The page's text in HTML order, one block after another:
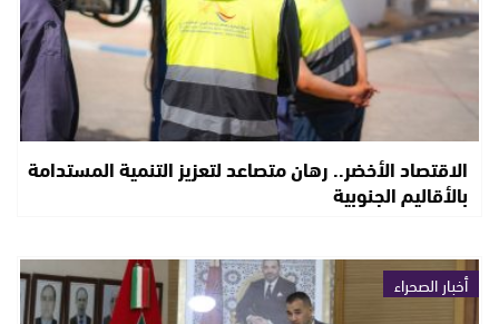
الاقتصاد الأخضر.. رهان متصاعد لتعزيز التنمية المستدامة
بالأقاليم الجنوبية
أخبار الصحراء